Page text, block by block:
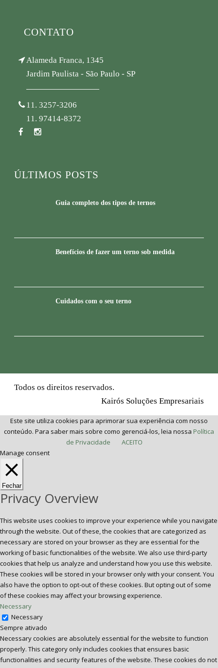
CONTATO
Alameda Franca, 1345
Jardim Paulista - São Paulo - SP
11. 3257-3206
11. 97414-8372
ÚLTIMOS POSTS
Guia completo dos tipos de ternos
Benefícios de fazer um terno sob medida
Cuidados com o seu terno
Todos os direitos reservados.
Kairós Soluções Empresariais
Este site utiliza cookies para aprimorar sua experiência com nosso
conteúdo. Para saber mais sobre como gerenciá-los, leia nossa Política
de Privacidade
ACEITO
Manage consent
Fechar
Privacy Overview
This website uses cookies to improve your experience while you navigate
through the website. Out of these, the cookies that are categorized as
necessary are stored on your browser as they are essential for the
working of basic functionalities of the website. We also use third-party
cookies that help us analyze and understand how you use this website.
These cookies will be stored in your browser only with your consent. You
also have the option to opt-out of these cookies. But opting out of some
of these cookies may affect your browsing experience.
Necessary
Necessary
Sempre ativado
Necessary cookies are absolutely essential for the website to function
properly. This category only includes cookies that ensures basic
functionalities and security features of the website. These cookies do not